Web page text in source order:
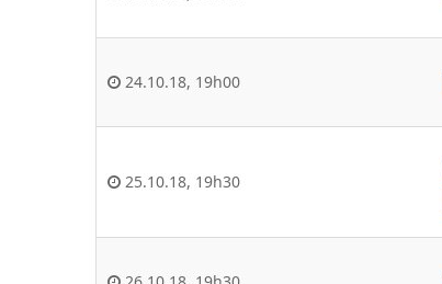
24.10.18, 19h00
25.10.18, 19h30